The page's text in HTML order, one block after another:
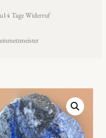
14 Tage Widerruf